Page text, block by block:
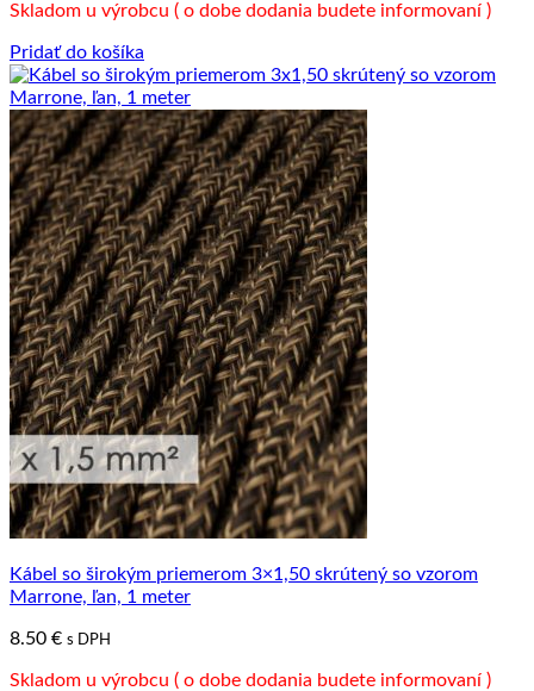
Skladom u výrobcu ( o dobe dodania budete informovaní )
Pridať do košíka
Kábel so širokým priemerom 3×1,50 skrútený so vzorom
Marrone, ľan, 1 meter
8.50 € s DPH
Skladom u výrobcu ( o dobe dodania budete informovaní )